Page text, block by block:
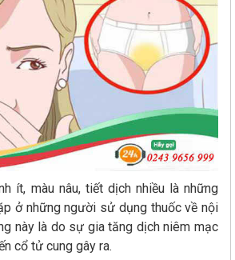
ít, màu nâu, tiết dịch nhiều là những
ở những người sử dụng thuốc về nội
này là do sự gia tăng dịch niêm mạc
cổ tử cung gây ra.